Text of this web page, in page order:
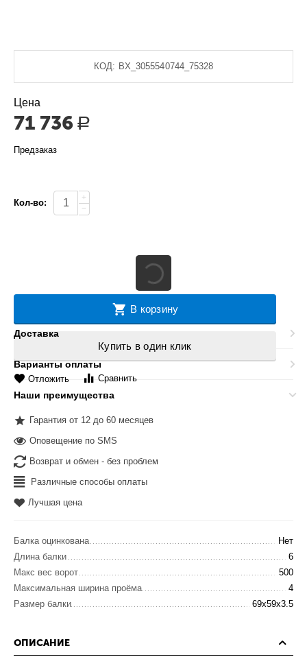
КОД: BX_3055540744_75328
Цена
71 736 Р
Предзаказ
Кол-во:
+
−
В корзину
Купить в один клик
Отложить Сравнить
Доставка
Варианты оплаты
Наши преимущества
Гарантия от 12 до 60 месяцев
Оповещение по SMS
Возврат и обмен - без проблем
Различные способы оплаты
Лучшая цена
Балка оцинкована
Нет
Длина балки
6
Макс вес ворот
500
Максимальная ширина проёма
4
Размер балки
69x59x3.5
ОПИСАНИЕ